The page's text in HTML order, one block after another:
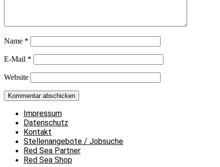
Name *
E-Mail *
Website
Impressum
Datenschutz
Kontakt
Stellenangebote / Jobsuche
Red Sea Partner
Red Sea Shop